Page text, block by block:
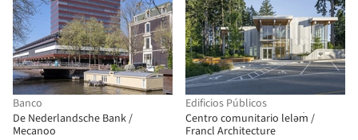
Banco
De Nederlandsche Bank /
Mecanoo
Edificios Públicos
Centro comunitario leləm̓ /
Francl Architecture